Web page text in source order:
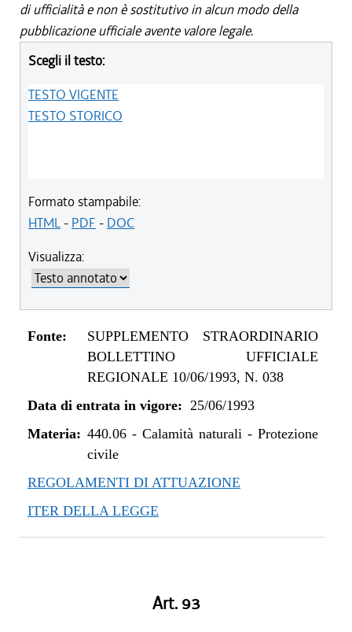
di ufficialità e non è sostitutivo in alcun modo della
pubblicazione ufficiale avente valore legale.
Scegli il testo:
TESTO VIGENTE
TESTO STORICO
Formato stampabile:
HTML- PDF - DOC
Visualizza:
Fonte:
SUPPLEMENTO STRAORDINARIO
BOLLETTINO UFFICIALE
REGIONALE 10/06/1993, N. 038
Data di entrata in vigore: 25/06/1993
Materia: 440.06- Calamità naturali - Protezione
civile
REGOLAMENTI DI ATTUAZIONE
ITER DELLA LEGGE
Art. 93